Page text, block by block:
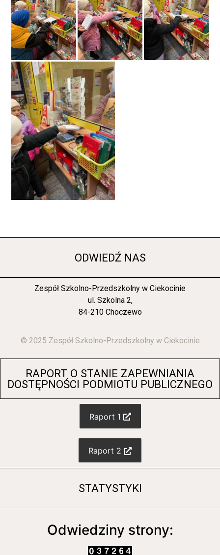
ODWIEDŹ NAS
Zespół Szkolno-Przedszkolny w Ciekocinie
ul. Szkolna 2,
84-210 Choczewo
© 2025 Zespół Szkolno-Przedszkolny w Ciekocinie
RAPORT O STANIE ZAPEWNIANIA
DOSTĘPNOŚCI PODMIOTU PUBLICZNEGO
Raport 1
Raport 2
STATYSTYKI
Odwiedziny strony: